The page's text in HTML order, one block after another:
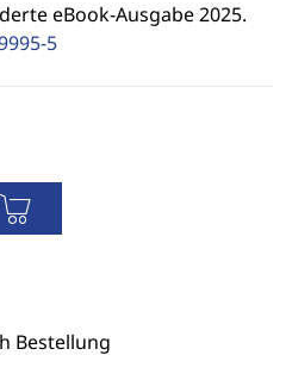
eBook-Ausgabe 2025.
5
Bestellung